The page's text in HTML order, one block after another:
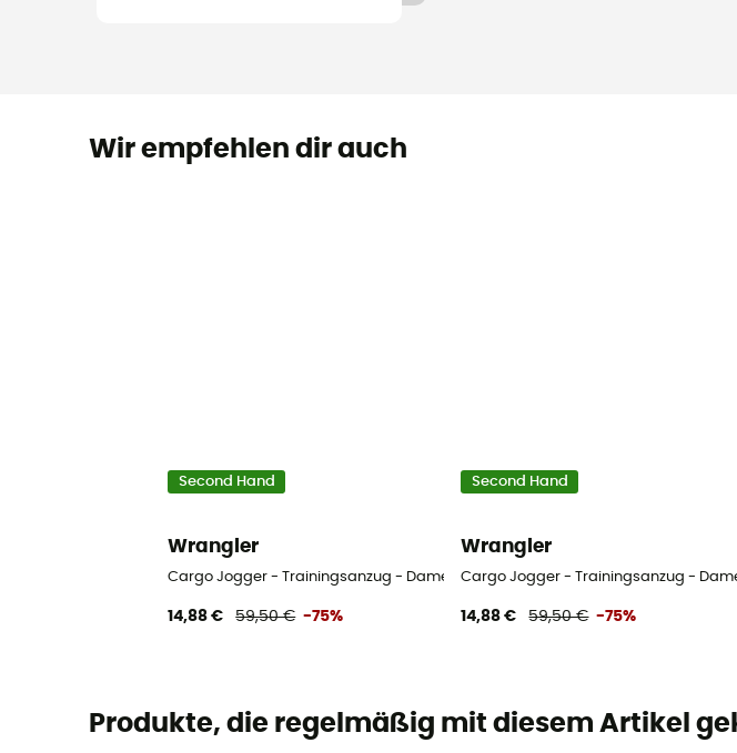
Wir empfehlen dir auch
Second Hand
Wrangler
Cargo Jogger - Trainingsanzug - Damen
14,88 € 59,50 € -75%
Second Hand
Wrangler
Cargo Jogger - Trainingsanzug -
14,88 € 59,50 € -75%
Produkte, die regelmäßig mit diesem Artikel